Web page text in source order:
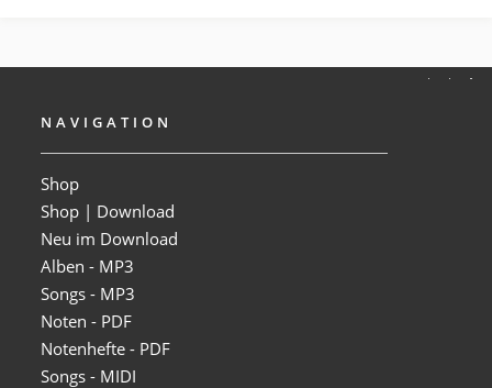
NAVIGATION
Shop
Shop | Download
Neu im Download
Alben - MP3
Songs - MP3
Noten - PDF
Notenhefte - PDF
Songs - MIDI